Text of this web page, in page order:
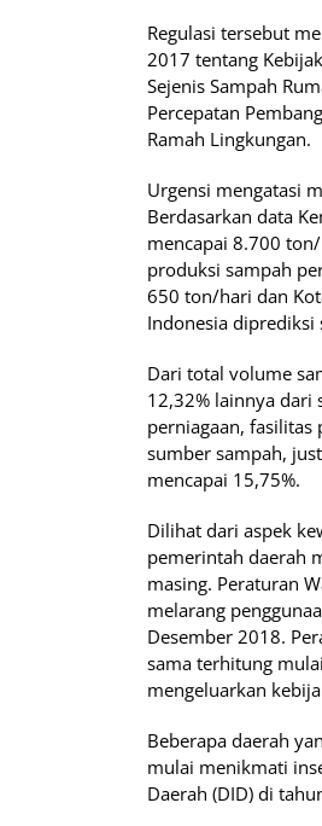
Regulasi tersebut
2017 tentang
Sejenis Sampah
Percepatan
Ramah Lingkungan.
Urgensi mengatasi
Berdasarkan data
mencapai 8.700
produksi sampah
650 ton/hari dan
Indonesia
Dari total volume
12,32% lainnya dari
perniagaan, fasilitas
sumber sampah,
mencapai 15,75%.
Dilihat dari aspek
pemerintah daerah
masing. Peraturan
melarang
Desember 2018.
sama terhitung
mengeluarkan
Beberapa daerah
mulai menikmati
Daerah (DID) di